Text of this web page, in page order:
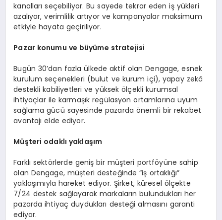
kanalları seçebiliyor. Bu sayede tekrar eden iş yükleri
azalıyor, verimlilik artıyor ve kampanyalar maksimum
etkiyle hayata geçiriliyor.
Pazar konumu ve büyüme stratejisi
Bugün 30’dan fazla ülkede aktif olan Dengage, esnek
kurulum seçenekleri (bulut ve kurum içi), yapay zekâ
destekli kabiliyetleri ve yüksek ölçekli kurumsal
ihtiyaçlar ile karmaşık regülasyon ortamlarına uyum
sağlama gücü sayesinde pazarda önemli bir rekabet
avantajı elde ediyor.
Müşteri odaklı yaklaşım
Farklı sektörlerde geniş bir müşteri portföyüne sahip
olan Dengage, müşteri desteğinde “iş ortaklığı”
yaklaşımıyla hareket ediyor. Şirket, küresel ölçekte
7/24 destek sağlayarak markaların bulundukları her
pazarda ihtiyaç duydukları desteği almasını garanti
ediyor.